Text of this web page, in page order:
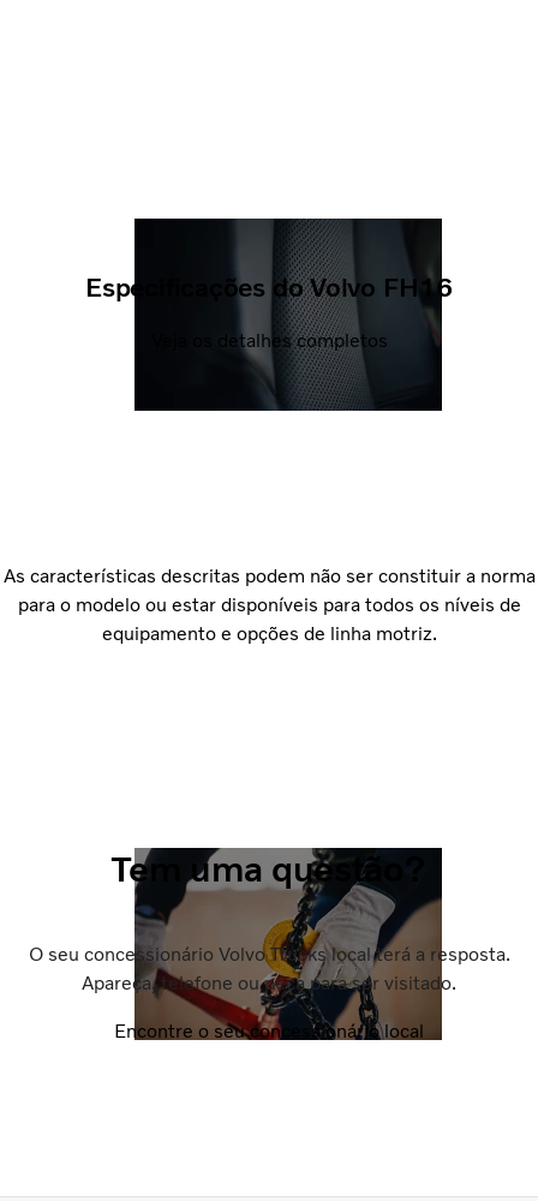
Especificações do Volvo FH16
Veja os detalhes completos
As características descritas podem não ser constituir a norma
para o modelo ou estar disponíveis para todos os níveis de
equipamento e opções de linha motriz.
Tem uma questão?
O seu concessionário Volvo Trucks local terá a resposta.
Apareça, telefone ou peça para ser visitado.
Encontre o seu concessionário local